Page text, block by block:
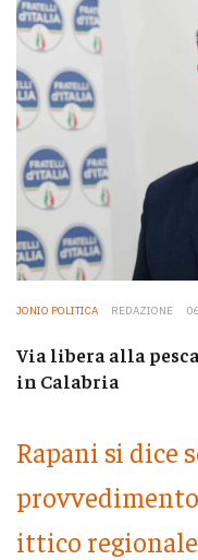
JONIO POLITICA REDAZIONE
Via libera alla
in Calabria
Rapani si dice
ittico regionale